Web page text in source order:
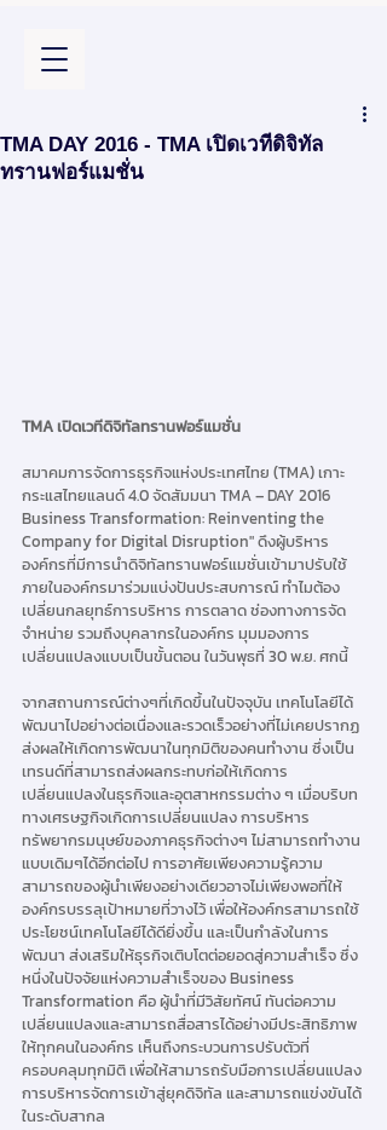
TMA DAY 2016 - TMA เปิดเวทีดิจิทัล
ทรานฟอร์แมชั่น
TMA เปิดเวทีดิจิทัลทรานฟอร์แมชั่น
สมาคมการจัดการธุรกิจแห่งประเทศไทย (TMA) เกาะ
กระแสไทยแลนด์ 4.0 จัดสัมมนา TMA – DAY 2016
Business Transformation: Reinventing the
Company for Digital Disruption" ดึงผู้บริหาร
องค์กรที่มีการนำดิจิทัลทรานฟอร์แมชั่นเข้ามาปรับใช้
ภายในองค์กรมาร่วมแบ่งปันประสบการณ์ ทำไมต้อง
เปลี่ยนกลยุทธ์การบริหาร การตลาด ช่องทางการจัด
จำหน่าย รวมถึงบุคลากรในองค์กร มุมมองการ
เปลี่ยนแปลงแบบเป็นขั้นตอน ในวันพุธที่ 30 พ.ย. ศกนี้
จากสถานการณ์ต่างๆที่เกิดขึ้นในปัจจุบัน เทคโนโลยีได้
พัฒนาไปอย่างต่อเนื่องและรวดเร็วอย่างที่ไม่เคยปรากฏ
ส่งผลให้เกิดการพัฒนาในทุกมิติของคนทำงาน ซึ่งเป็น
เทรนด์ที่สามารถส่งผลกระทบก่อให้เกิดการ
เปลี่ยนแปลงในธุรกิจและอุตสาหกรรมต่าง ๆ เมื่อบริบท
ทางเศรษฐกิจเกิดการเปลี่ยนแปลง การบริหาร
ทรัพยากรมนุษย์ของภาคธุรกิจต่างๆ ไม่สามารถทำงาน
แบบเดิมๆได้อีกต่อไป การอาศัยเพียงความรู้ความ
สามารถของผู้นำเพียงอย่างเดียวอาจไม่เพียงพอที่ให้
องค์กรบรรลุเป้าหมายที่วางไว้ เพื่อให้องค์กรสามารถใช้
ประโยชน์เทคโนโลยีได้ดียิ่งขึ้น และเป็นกำลังในการ
พัฒนา ส่งเสริมให้ธุรกิจเติบโตต่อยอดสู่ความสำเร็จ ซึ่ง
หนึ่งในปัจจัยแห่งความสำเร็จของ Business
Transformation คือ ผู้นำที่มีวิสัยทัศน์ ทันต่อความ
เปลี่ยนแปลงและสามารถสื่อสารได้อย่างมีประสิทธิภาพ
ให้ทุกคนในองค์กร เห็นถึงกระบวนการปรับตัวที่
ครอบคลุมทุกมิติ เพื่อให้สามารถรับมือการเปลี่ยนแปลง
การบริหารจัดการเข้าสู่ยุคดิจิทัล และสามารถแข่งขันได้
ในระดับสากล